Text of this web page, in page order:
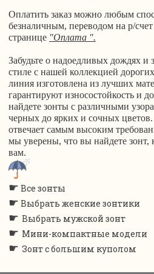
Оплатить заказ можно любым
безналичным, переводом на р/
странице "Оплата ".
Забудьте о надоедливых дождях и
стиле с нашей коллекцией
линия изготовлена из лучших
гарантируют износостойкость и
найдете зонты с различными
черных до ярких и сочных
отвечает самым высоким
мы уверены, что вы найдете
вам.
☛ Все зонты
☛ Выбрать женские зонтики
☛ Выбрать мужской зонт
☛ Мини-компактные модели
☛ Зонт с большим куполом